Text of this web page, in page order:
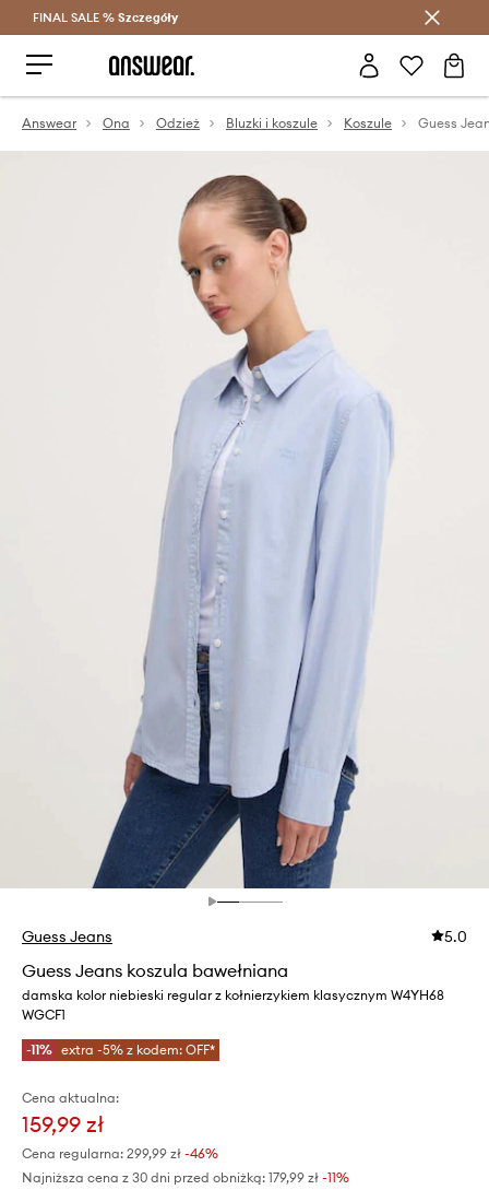
Oszczędzaj z Answear Club >
FINAL SALE % Szczegóły
Answear Ona Odzież Bluzki i koszule Koszule Guess
Guess Jeans 5.0
Guess Jeans koszula bawełniana
damska kolor niebieski regular z kołnierzykiem klasycznym W4YH68
WGCF1
-11% extra -5% z kodem: OFF*
Cena aktualna:
159,99 zł
Cena regularna: 299,99 zł -46%
Najniższa cena z 30 dni przed obniżką: 179,99 zł -11%